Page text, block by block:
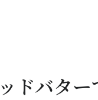
ドバタ